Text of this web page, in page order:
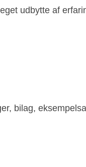
udbytte af
bilag,